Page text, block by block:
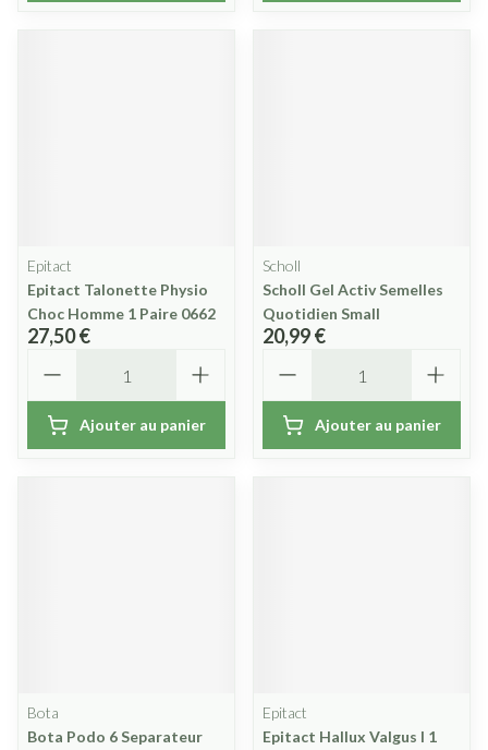
Epitact
Epitact Talonette Physio
Choc Homme 1 Paire 0662
27,50 €
Ajouter au panier
Scholl
Scholl Gel Activ Semelles
Quotidien Small
20,99 €
Ajouter au panier
Bota
Bota Podo 6 Separateur
Epitact
Epitact Hallux Valgus l 1